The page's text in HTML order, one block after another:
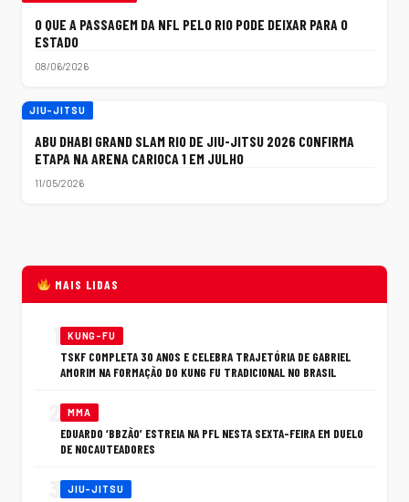
O QUE A PASSAGEM DA NFL PELO RIO PODE DEIXAR PARA O
ESTADO
08/06/2026
JIU-JITSU
ABU DHABI GRAND SLAM RIO DE JIU-JITSU 2026 CONFIRMA
ETAPA NA ARENA CARIOCA 1 EM JULHO
11/05/2026
MAIS LIDAS
KUNG-FU
TSKF COMPLETA 30 ANOS E CELEBRA TRAJETÓRIA DE GABRIEL
AMORIM NA FORMAÇÃO DO KUNG FU TRADICIONAL NO BRASIL
MMA
EDUARDO ‘BBZÃO’ ESTREIA NA PFL NESTA SEXTA-FEIRA EM DUELO
DE NOCAUTEADORES
JIU-JITSU